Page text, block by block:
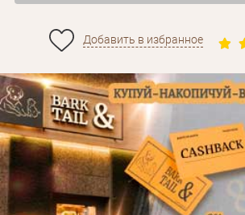
Добавить в избранное
Забыли пароль?
Личные данные